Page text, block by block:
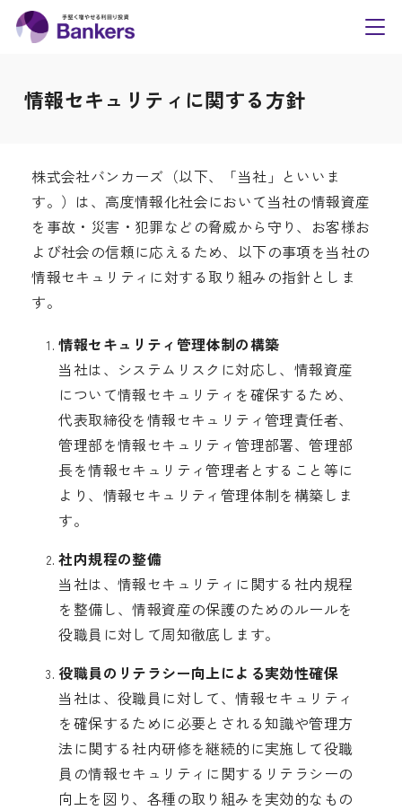
Bankers(バンカーズ) |
情報セキュリティに関する方針
株式会社バンカーズ（以下、「当社」といいま
す。）は、高度情報化社会において当社の情報資産
を事故・災害・犯罪などの脅威から守り、お客様お
よび社会の信頼に応えるため、以下の事項を当社の
情報セキュリティに対する取り組みの指針としま
す。
情報セキュリティ管理体制の構築
当社は、システムリスクに対応し、情報資産
について情報セキュリティを確保するため、
代表取締役を情報セキュリティ管理責任者、
管理部を情報セキュリティ管理部署、管理部
長を情報セキュリティ管理者とすること等に
より、情報セキュリティ管理体制を構築しま
す。
社内規程の整備
当社は、情報セキュリティに関する社内規程
を整備し、情報資産の保護のためのルールを
役職員に対して周知徹底します。
役職員のリテラシー向上による実効性確保
当社は、役職員に対して、情報セキュリティ
を確保するために必要とされる知識や管理方
法に関する社内研修を継続的に実施して役職
員の情報セキュリティに関するリテラシーの
向上を図り、各種の取り組みを実効的なもの